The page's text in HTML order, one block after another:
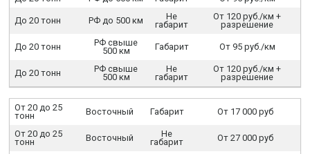
До 20 тонн РФ до 500 км
Не
габарит
От 120 руб./км +
разрешение
До 20 тонн
РФ свыше
500 км
Габарит От 95 руб./км
До 20 тонн
РФ свыше
500 км
Не
габарит
От 120 руб./км +
разрешение
От 20 до 25
тонн
Восточный Габарит От 17 000 руб
От 20 до 25
тонн
Восточный
Не
габарит
От 27 000 руб